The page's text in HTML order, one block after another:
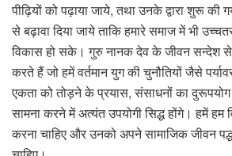
पीढ़ियों को पढ़ाया जाये, तथा उनके द्वारा शुरू की
से बढ़ावा दिया जाये ताकि हमारे समाज में भी
विकास हो सके। गुरु नानक देव के जीवन सन्देश से
करते हैं जो हमें वर्तमान युग की चुनौतियों जैसे
एकता को तोड़ने के प्रयास, संसाधनों का
सामना करने में अत्यंत उपयोगी सिद्ध होंगे। हमें हम
करना चाहिए और उनको अपने सामाजिक जीवन